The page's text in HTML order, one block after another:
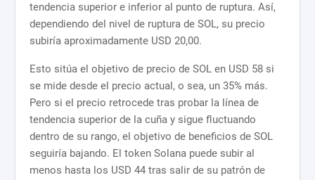
tendencia superior e inferior al punto de ruptura. Así,
dependiendo del nivel de ruptura de SOL, su precio
subiría aproximadamente USD 20,00.
Esto sitúa el objetivo de precio de SOL en USD 58 si
se mide desde el precio actual, o sea, un 35% más.
Pero si el precio retrocede tras probar la línea de
tendencia superior de la cuña y sigue fluctuando
dentro de su rango, el objetivo de beneficios de SOL
seguiría bajando. El token Solana puede subir al
menos hasta los USD 44 tras salir de su patrón de